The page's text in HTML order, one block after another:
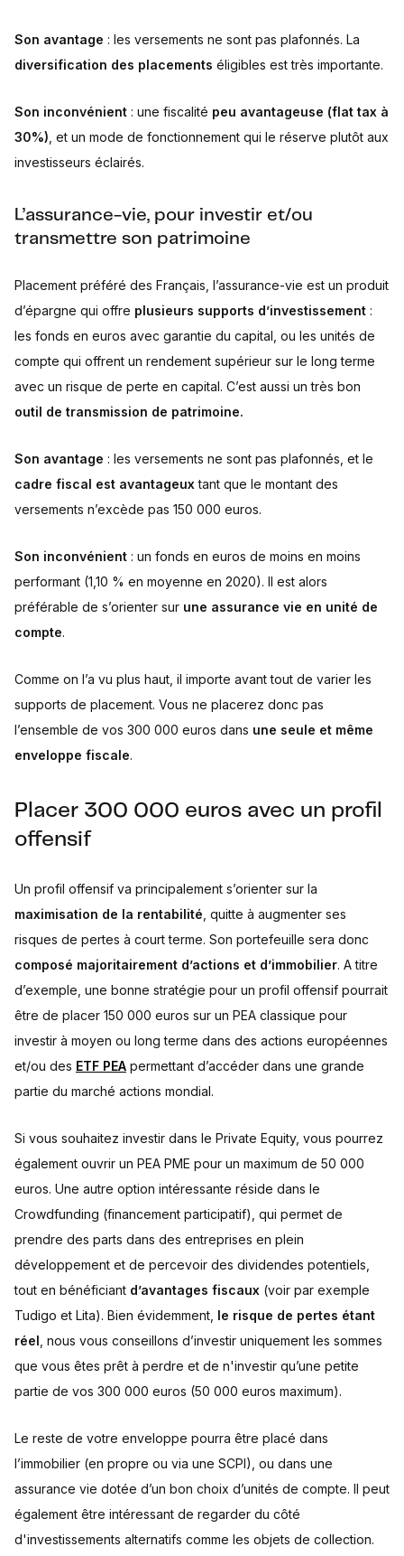
Son avantage : les versements ne sont pas plafonnés. La
diversification des placements éligibles est très importante.
Son inconvénient : une fiscalité peu avantageuse (flat tax à
30%) , et un mode de fonctionnement qui le réserve plutôt aux
investisseurs éclairés.
L’assurance-vie, pour investir et/ou
transmettre son patrimoine
Placement préféré des Français, l’assurance-vie est un produit
d’épargne qui offre plusieurs supports d’investissement :
les fonds en euros avec garantie du capital, ou les unités de
compte qui offrent un rendement supérieur sur le long terme
avec un risque de perte en capital. C’est aussi un très bon
outil de transmission de patrimoine.
Son avantage : les versements ne sont pas plafonnés, et le
cadre fiscal est avantageux tant que le montant des
versements n’excède pas 150 000 euros.
Son inconvénient : un fonds en euros de moins en moins
performant (1,10 % en moyenne en 2020). Il est alors
préférable de s’orienter sur une assurance vie en unité de
compte.
Comme on l’a vu plus haut, il importe avant tout de varier les
supports de placement. Vous ne placerez donc pas
l’ensemble de vos 300 000 euros dans une seule et même
enveloppe fiscale.
Placer 300 000 euros avec un profil
offensif
Un profil offensif va principalement s’orienter sur la
maximisation de la rentabilité , quitte à augmenter ses
risques de pertes à court terme. Son portefeuille sera donc
composé majoritairement d’actions et d’immobilier. A titre
d’exemple, une bonne stratégie pour un profil offensif pourrait
être de placer 150 000 euros sur un PEA classique pour
investir à moyen ou long terme dans des actions européennes
et/ou des ETF PEA permettant d’accéder dans une grande
partie du marché actions mondial.
Si vous souhaitez investir dans le Private Equity, vous pourrez
également ouvrir un PEA PME pour un maximum de 50 000
euros. Une autre option intéressante réside dans le
Crowdfunding (financement participatif), qui permet de
prendre des parts dans des entreprises en plein
développement et de percevoir des dividendes potentiels,
tout en bénéficiant d’avantages fiscaux (voir par exemple
Tudigo et Lita). Bien évidemment, le risque de pertes étant
réel , nous vous conseillons d’investir uniquement les sommes
que vous êtes prêt à perdre et de n'investir qu’une petite
partie de vos 300 000 euros (50 000 euros maximum).
Le reste de votre enveloppe pourra être placé dans
l’immobilier (en propre ou via une SCPI), ou dans une
assurance vie dotée d’un bon choix d’unités de compte. Il peut
également être intéressant de regarder du côté
d'investissements alternatifs comme les objets de collection.